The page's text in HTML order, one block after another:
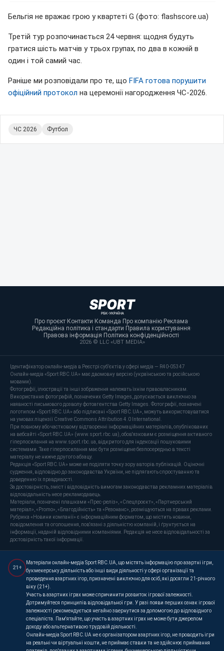
Бельгія не вражає грою у квартеті G (фото: flashscore.uа)
Третій тур розпочинається 24 червня: щодня будуть
гратися шість матчів у трьох групах, по два в кожній в
один і той самий час.
Раніше ми розповідали про те, що FIFA готова порушити
офіційний протокол на церемонії нагородження ЧС-2026.
ЧС 2026 Футбол
Про проєкт·Контакти·Команда·Про компанію·Реклама·
Редакційна політика і стандарти·Правила користування·
Правова інформація·Політика конфіденційності·
2026 © LLC «UBT MEDIA»
Ідентифікатор онлайн-медіа в Реєстрі суб’єктів у сфері медіа — R40-05347
Онлайн-медіа «Sport RBC.UA» має двомовну версію (українською та російською
мовами).
Фотографії, ілюстрації та інші зображення належать їхнім правовласникам.
Використання фотографій, позначених Getty Images, допускається виключно за
наявності письмового дозволу фотоагентства Getty Images. Фотографії, позначені
логотипом «Sport RBC.UA» або підписані «Sport RBC.UA», можуть використовуватися
на умовах ліцензії Creative Commons Attribution 4.0 International.
При повному або частковому відтворенні інформаційних матеріалів, опублікованих
на вебсайті «Sport RBC.UA» (www.sport.rbc.ua), обов'язковим є розміщення активного
гіперпосилання на www.sport.rbc.ua, відкритого для індексації пошуковими
системами. Таке гіперпосилання має бути розміщене безпосередньо в тексті
матеріалу не нижче другого абзацу.
Редакція «Sport RBC.UA» може не поділяти точку зору авторів публікацій. Оціночні
судження, відповідно до законодавства України, не підлягають спростуванню та
доведенню їх правдивості.
За достовірність, зміст і відповідність вимогам законодавства рекламних матеріалів
відповідальність несе рекламодавець.
Матеріали, позначені плашками «Прес-реліз», «Спецпроєкт», «Партнерський
матеріал», «Promo», «Благодійність» та «Резонанс», розміщуються на правах реклами.
Рубрика «Новини компанії» є інформаційним форматом, що містить новини,
повідомлення та оголошення, пов'язані з діяльністю компаній, і ґрунтується на
інформації, наданій відповідними компаніями. Редакція не несе відповідальності за
достовірність такої інформації.
21+
Матеріали онлайн-медіа Sport RBC.UA, що містять інформацію про азартні ігри,
букмекерську діяльність або інші види діяльності у сфері організації та
проведення азартних ігор, призначені виключно для осіб, які досягли 21-річного
віку (21+).
Участь в азартних іграх може спричинити розвиток ігрової залежності.
Дотримуйтеся принципів відповідальної гри. У разі появи перших ознак ігрової
залежності рекомендується негайно звернутися за допомогою до відповідного
спеціаліста. Пам'ятайте, що участь в азартних іграх не може бути джерелом
доходу або альтернативою трудовій діяльності.
Онлайн-медіа Sport RBC.UA не є організатором азартних ігор, не проводить ігри
на реальні чи віртуальні кошти, не приймає ставки та не здійснює приймання